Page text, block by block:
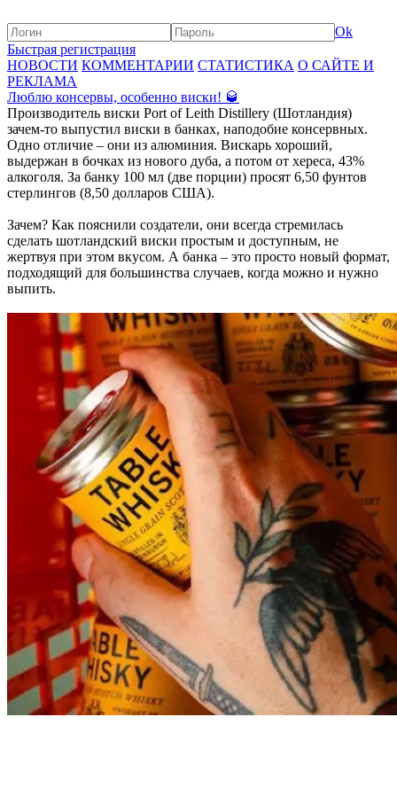
Ok
Быстрая регистрация
НОВОСТИ КОММЕНТАРИИ СТАТИСТИКА О САЙТЕ И
РЕКЛАМА
Люблю консервы, особенно виски! 🥃
Производитель виски Port of Leith Distillery (Шотландия)
зачем-то выпустил виски в банках, наподобие консервных.
Одно отличие – они из алюминия. Вискарь хороший,
выдержан в бочках из нового дуба, а потом от хереса, 43%
алкоголя. За банку 100 мл (две порции) просят 6,50 фунтов
стерлингов (8,50 долларов США).
Зачем? Как пояснили создатели, они всегда стремилась
сделать шотландский виски простым и доступным, не
жертвуя при этом вкусом. А банка – это просто новый формат,
подходящий для большинства случаев, когда можно и нужно
выпить.